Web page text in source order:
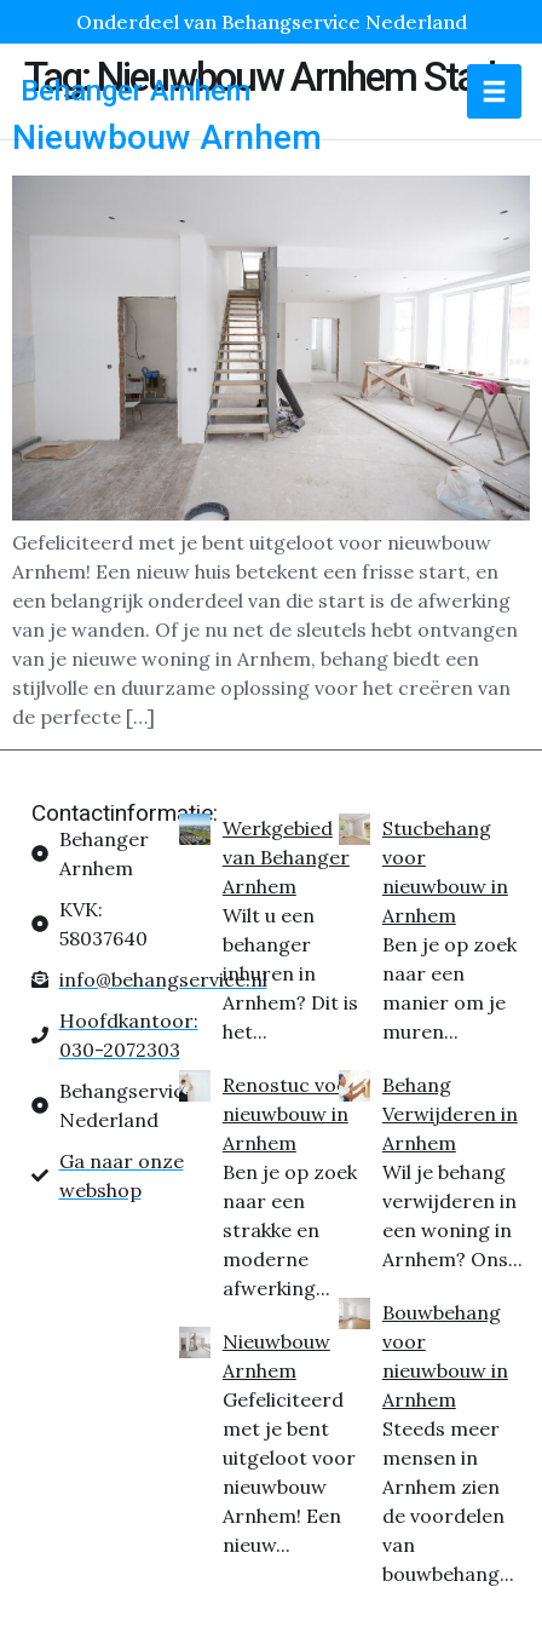
Onderdeel van Behangservice Nederland
Behanger Arnhem
Tag:Nieuwbouw Arnhem Stad
Nieuwbouw Arnhem
Gefeliciteerd met je bent uitgeloot voor nieuwbouw
Arnhem! Een nieuw huis betekent een frisse start, en
een belangrijk onderdeel van die start is de afwerking
van je wanden. Of je nu net de sleutels hebt ontvangen
van je nieuwe woning in Arnhem, behang biedt een
stijlvolle en duurzame oplossing voor het creëren van
de perfecte […]
Contactinformatie:
Behanger
Arnhem
KVK:
58037640
info@behangservice.nl
Hoofdkantoor:
030-2072303
Behangservice
Nederland
Ga naar onze
webshop
Werkgebied
van Behanger
Arnhem
Wilt u een
behanger
inhuren in
Arnhem? Dit is
het...
Renostuc voor
nieuwbouw in
Arnhem
Ben je op zoek
naar een
strakke en
moderne
afwerking...
Nieuwbouw
Arnhem
Gefeliciteerd
met je bent
uitgeloot voor
nieuwbouw
Arnhem! Een
nieuw...
Stucbehang
voor
nieuwbouw in
Arnhem
Ben je op zoek
naar een
manier om je
muren...
Behang
Verwijderen in
Arnhem
Wil je behang
verwijderen in
een woning in
Arnhem? Ons...
Bouwbehang
voor
nieuwbouw in
Arnhem
Steeds meer
mensen in
Arnhem zien
de voordelen
van
bouwbehang...